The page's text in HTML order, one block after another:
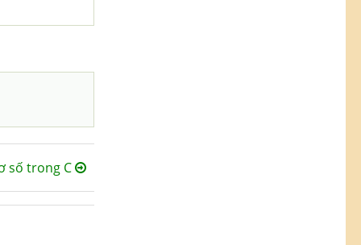
số trong C